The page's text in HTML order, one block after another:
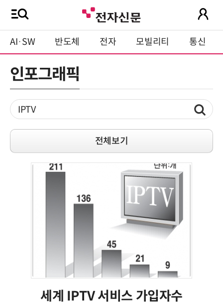
AI·SW 반도체 전자 모빌리티 통신
인포그래픽
전체보기
세계 IPTV 서비스 가입자수